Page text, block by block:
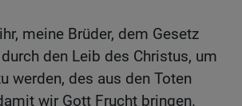
meine Brüder, dem Gesetz
den Leib des Christus, um
werden, des aus den Toten
wir Gott Frucht bringen.